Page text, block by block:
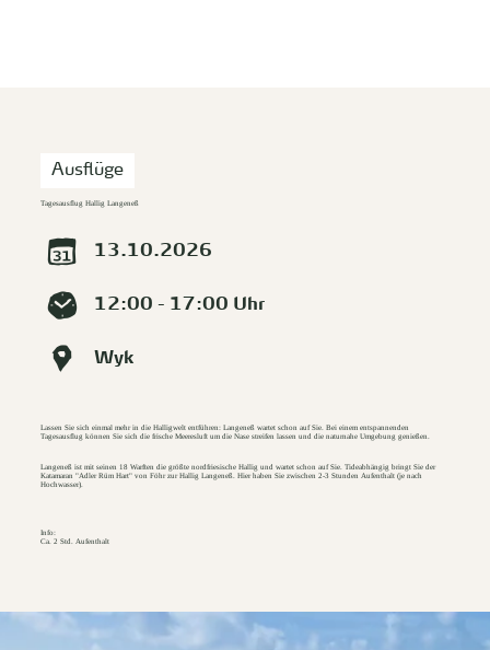
Ausflüge
Tagesausflug Hallig Langeneß
13.10.2026
12:00 - 17:00 Uhr
Wyk
Lassen Sie sich einmal mehr in die Halligwelt entführen: Langeneß wartet schon auf Sie. Bei einem entspannenden
Tagesausflug können Sie sich die frische Meeresluft um die Nase streifen lassen und die naturnahe Umgebung genießen.
Langeneß ist mit seinen 18 Warften die größte nordfriesische Hallig und wartet schon auf Sie. Tideabhängig bringt Sie der
Katamaran "Adler Rüm Hart" von Föhr zur Hallig Langeneß. Hier haben Sie zwischen 2-3 Stunden Aufenthalt (je nach
Hochwasser).
Info:
Ca. 2 Std. Aufenthalt